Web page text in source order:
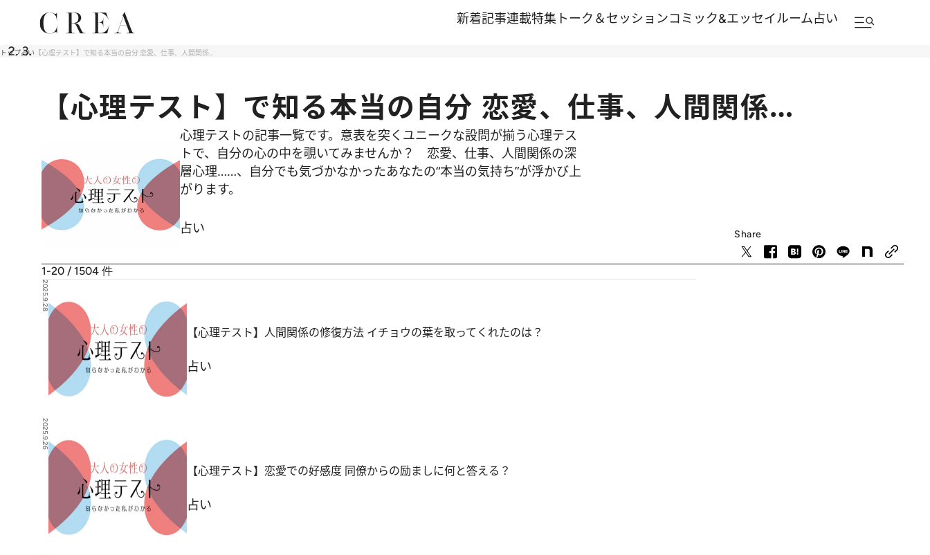
新着記事連載特集 トーク＆セッションコミック&エッセイルーム占い
トップ占い 【心理テスト】で知る本当の自分 恋愛、仕事、人間関係…
【心理テスト】で知る本当の自分 恋愛、仕事、人間関係…
心理テストの記事一覧です。意表を突くユニークな設問が揃う心理テス
トで、自分の心の中を覗いてみませんか？ 恋愛、仕事、人間関係の深
層心理……、自分でも気づかなかったあなたの“本当の気持ち”が浮かび上
がります。
占い Share
1-20 / 1504 件
2025.9.28
【心理テスト】人間関係の修復方法 イチョウの葉を取ってくれたのは？
占い
2025.9.26
【心理テスト】恋愛での好感度 同僚からの励ましに何と答える？
占い